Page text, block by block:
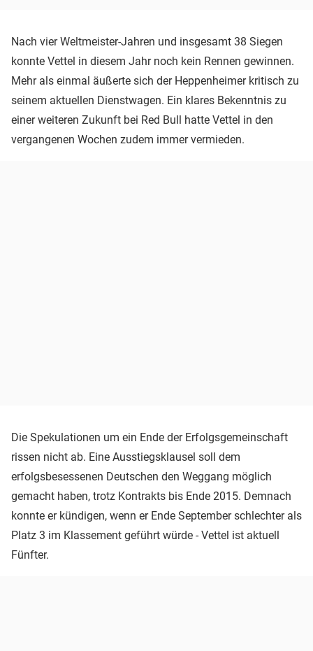
Nach vier Weltmeister-Jahren und insgesamt 38 Siegen
konnte Vettel in diesem Jahr noch kein Rennen gewinnen.
Mehr als einmal äußerte sich der Heppenheimer kritisch zu
seinem aktuellen Dienstwagen. Ein klares Bekenntnis zu
einer weiteren Zukunft bei Red Bull hatte Vettel in den
vergangenen Wochen zudem immer vermieden.
Die Spekulationen um ein Ende der Erfolgsgemeinschaft
rissen nicht ab. Eine Ausstiegsklausel soll dem
erfolgsbesessenen Deutschen den Weggang möglich
gemacht haben, trotz Kontrakts bis Ende 2015. Demnach
konnte er kündigen, wenn er Ende September schlechter als
Platz 3 im Klassement geführt würde - Vettel ist aktuell
Fünfter.